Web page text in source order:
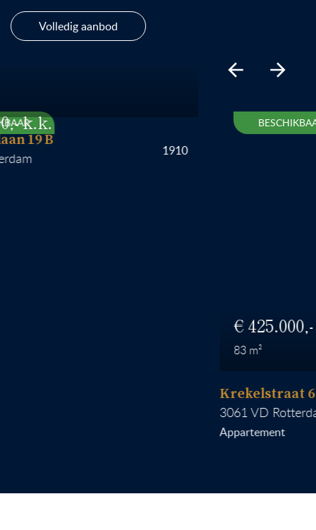
Volledig aanbod
B
BESCHIKBAAR
425.000
Krekelstraat 6 B 02
3061 VD Rotterdam
Appartement